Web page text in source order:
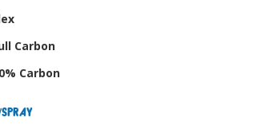
Carbon
Carbon